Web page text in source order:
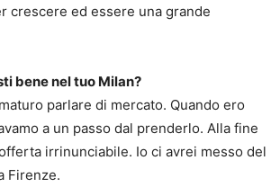
crescere ed essere una grande
bene nel tuo Milan?
parlare di mercato. Quando ero
a un passo dal prenderlo. Alla fine
irrinunciabile. Io ci avrei messo del
Firenze.